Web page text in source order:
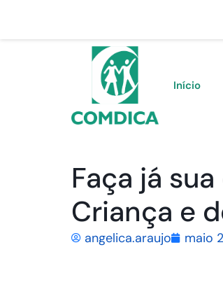
Início
Faça já
Criança e
angelica.araujo maio